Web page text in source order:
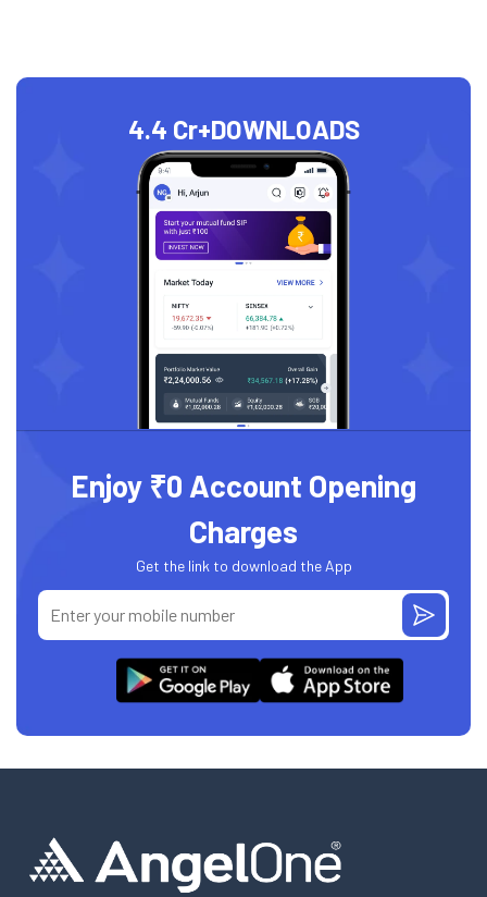
4.4 Cr+DOWNLOADS
Enjoy ₹0 Account Opening
Charges
Get the link to download the App